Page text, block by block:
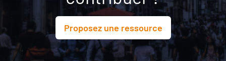
Proposez une ressource